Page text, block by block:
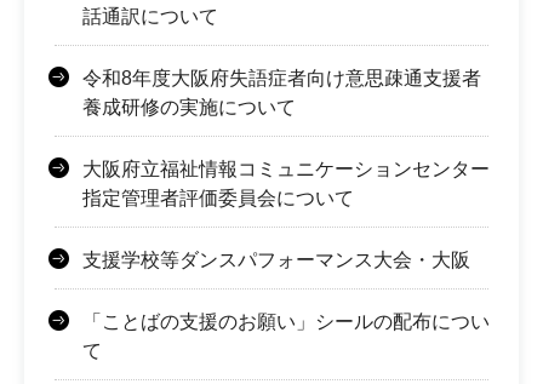
話通訳について
令和8年度大阪府失語症者向け意思疎通支援者
養成研修の実施について
大阪府立福祉情報コミュニケーションセンター
指定管理者評価委員会について
支援学校等ダンスパフォーマンス大会・大阪
「ことばの支援のお願い」シールの配布につい
て